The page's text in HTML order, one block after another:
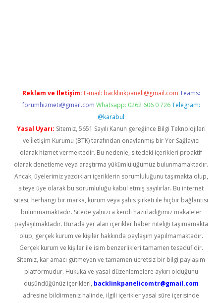
Reklam ve İletişim: E-mail: backlinkpaneli@gmail.com Teams:
forumhizmeti@gmail.com Whatsapp: 0262 606 0 726 Telegram:
@karabul
Yasal Uyarı: Sitemiz, 5651 Sayılı Kanun gereğince Bilgi Teknolojileri
ve İletişim Kurumu (BTK) tarafından onaylanmış bir Yer Sağlayıcı
olarak hizmet vermektedir. Bu nedenle, sitedeki içerikleri proaktif
olarak denetleme veya araştırma yükümlülüğümüz bulunmamaktadır.
Ancak, üyelerimiz yazdıkları içeriklerin sorumluluğunu taşımakta olup,
siteye üye olarak bu sorumluluğu kabul etmiş sayılırlar. Bu internet
sitesi, herhangi bir marka, kurum veya şahıs şirketi ile hiçbir bağlantısı
bulunmamaktadır. Sitede yalnızca kendi hazırladığımız makaleler
paylaşılmaktadır. Burada yer alan içerikler haber niteliği taşımamakta
olup, gerçek kurum ve kişiler hakkında paylaşım yapılmamaktadır.
Gerçek kurum ve kişiler ile isim benzerlikleri tamamen tesadüfidir.
Sitemiz, kar amacı gütmeyen ve tamamen ücretsiz bir bilgi paylaşım
platformudur. Hukuka ve yasal düzenlemelere aykırı olduğunu
düşündüğünüz içerikleri, backlinkpanelicomtr@gmail.com
adresine bildirmeniz halinde, ilgili içerikler yasal süre içerisinde